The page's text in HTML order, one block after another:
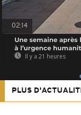
02:14
Une semaine après
à l’urgence
Il y a 21 heures
PLUS